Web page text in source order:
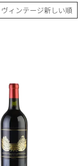
ヴィンテージ新しい順